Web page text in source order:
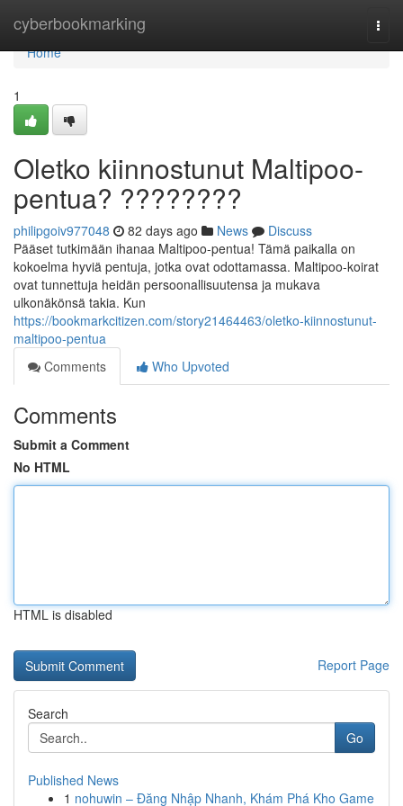
cyberbookmarking
Home
Home
1
Oletko kiinnostunut Maltipoo-
pentua? ????????
philipgoiv977048 82 days ago News
Discuss
Pääset tutkimään ihanaa Maltipoo-pentua! Tämä paikalla on
kokoelma hyviä pentuja, jotka ovat odottamassa. Maltipoo-koirat
ovat tunnettuja heidän persoonallisuutensa ja mukava
ulkonäkönsä takia. Kun
https://bookmarkcitizen.com/story21464463/oletko-kiinnostunut-
maltipoo-pentua
Comments
Who Upvoted
Comments
Submit a Comment
No HTML
HTML is disabled
Report Page
Search
Go
Published News
1 nohuwin – Đăng Nhập Nhanh, Khám Phá Kho Game